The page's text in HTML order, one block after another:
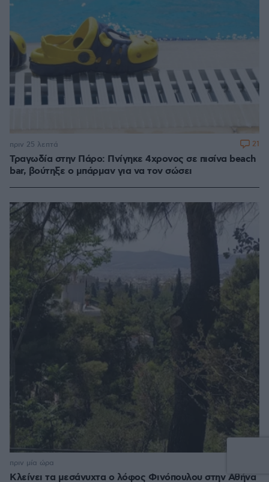
Τραγωδία στην Πάρο: Πνίγηκε 4χρονος σε πισίνα beach
bar, βούτηξε ο μπάρμαν για να τον σώσει
πριν 25 λεπτά 21
Κλείνει τα μεσάνυχτα ο λόφος Φινόπουλου στην Αθήνα
πριν μία ώρα